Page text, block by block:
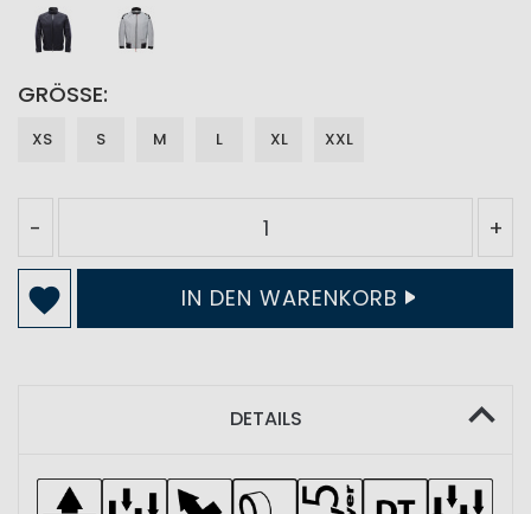
GRÖSSE
XS S M L XL XXL
- +
IN DEN WARENKORB
DETAILS